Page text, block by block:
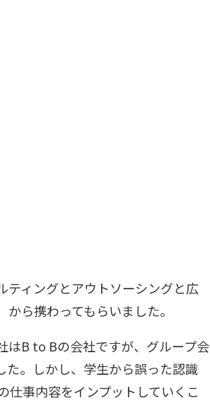
ティングとアウトソーシングと広
ら携わってもらいました。
はB to Bの会社ですが、グループ会
た。しかし、学生から誤った認識
事内容をインプットしていくこ